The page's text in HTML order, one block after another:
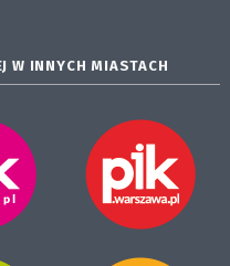
W INNYCH MIASTACH